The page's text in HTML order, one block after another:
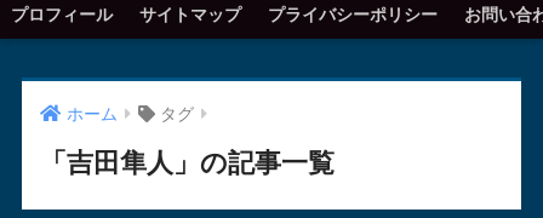
プロフィール サイトマップ プライバシーポリシー お問い合
ホーム タグ
「吉田隼人」の記事一覧